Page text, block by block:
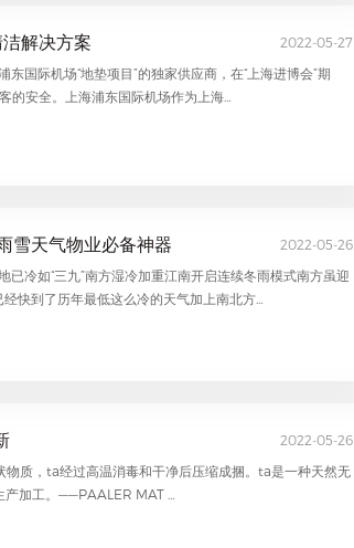
解决方案
2022-05-27
国际机场“地垫项目”的独家供应商，在“上海进博会”期
的安全。上海浦东国际机场作为上海…
雪天气物业必备神器
2022-05-26
冷如“三九”南方湿冷加重江南开启连续冬雨模式南方虽迎
快到了历年最低这么冷的天气加上南北方…
2022-05-26
质，ta经过高温消毒和干净后压缩成捆。ta是一种天然无
加工。——PAALER MAT …